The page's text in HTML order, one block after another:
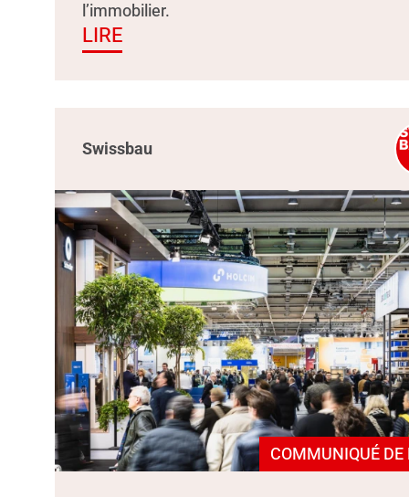
l’immobilier.
LIRE
Swissbau
COMMUNIQUÉ DE